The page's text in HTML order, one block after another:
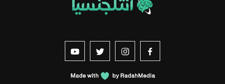
Suivez-nous sur Facebook
nous sur Instagram
nous sur Twitter